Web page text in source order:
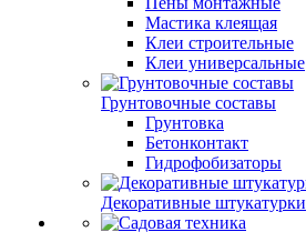
Мастика клеящая
Клеи строительные
Клеи универсальные
Грунтовочные составы
Грунтовка
Бетонконтакт
Гидрофобизаторы
Декоративные штукатурки